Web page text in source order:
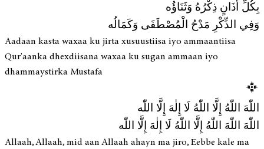
بِكُلِّ أَذَانٍ ذِكْرُهُ وَثَنَاؤُه
وَفِي الذِّكْرِ مَدْحُ الْمُصْطَفَى وَكَمَالُه
Aadaan kasta waxaa ku jirta xusuustiisa iyo ammaantiisa
Qur'aanka dhexdiisana waxaa ku sugan ammaan iyo
dhammaystirka Mustafa
اللّٰهَ اللّٰهُ إِلَّا اللّٰهُ لَا إِلٰهَ إِلَّا اللّٰه
اللّٰهَ اللّٰهَ اللّٰهُ إِلَّا اللّٰهُ لَا إِلٰهَ إِلَّا اللّٰه
Allaah, Allaah, mid aan Allaah ahayn ma jiro, Eebbe kale ma